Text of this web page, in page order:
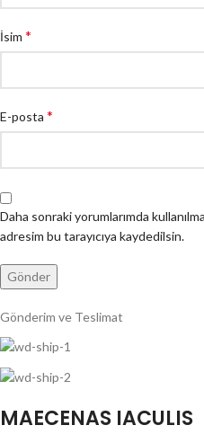
İsim *
E-posta *
Daha sonraki yorumlarımda
adresim bu tarayıcıya kaydedilsin.
Gönderim ve Teslimat
MAECENAS IACULIS